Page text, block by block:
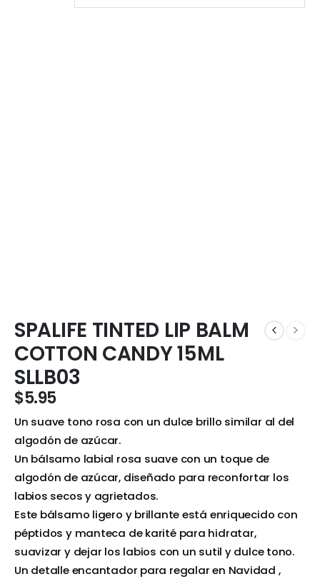
SPALIFE TINTED LIP BALM
COTTON CANDY 15ML
SLLB03
$5.95
Un suave tono rosa con un dulce brillo similar al del
algodón de azúcar.
Un bálsamo labial rosa suave con un toque de
algodón de azúcar, diseñado para reconfortar los
labios secos y agrietados.
Este bálsamo ligero y brillante está enriquecido con
péptidos y manteca de karité para hidratar,
suavizar y dejar los labios con un sutil y dulce tono.
Un detalle encantador para regalar en Navidad ,